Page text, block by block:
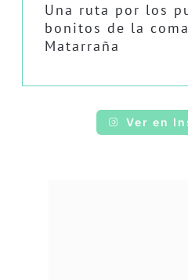
Una ruta por los
bonitos de la
Matarraña
Ver en